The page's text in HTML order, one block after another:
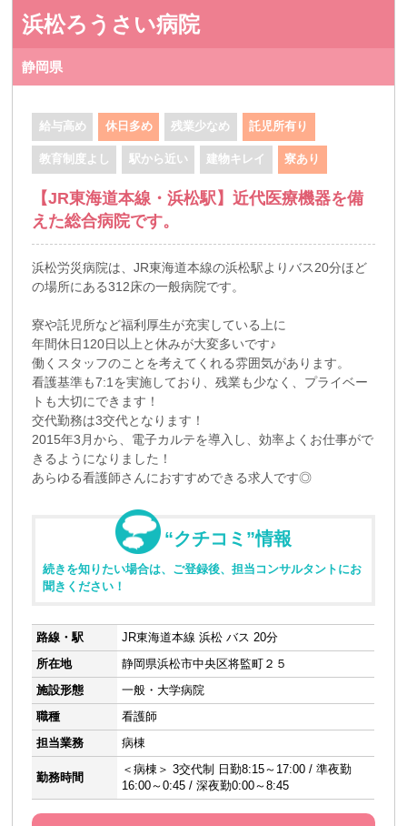
浜松ろうさい病院
静岡県
給与高め 休日多め 残業少なめ 託児所有り
教育制度よし 駅から近い 建物キレイ 寮あり
【JR東海道本線・浜松駅】近代医療機器を備
えた総合病院です。
浜松労災病院は、JR東海道本線の浜松駅よりバス20分ほど
の場所にある312床の一般病院です。
寮や託児所など福利厚生が充実している上に
年間休日120日以上と休みが大変多いです♪
働くスタッフのことを考えてくれる雰囲気があります。
看護基準も7:1を実施しており、残業も少なく、プライベー
トも大切にできます！
交代勤務は3交代となります！
2015年3月から、電子カルテを導入し、効率よくお仕事がで
きるようになりました！
あらゆる看護師さんにおすすめできる求人です◎
“クチコミ”情報
続きを知りたい場合は、ご登録後、担当コンサルタントにお
聞きください！
路線・駅
JR東海道本線 浜松 バス 20分
所在地
静岡県浜松市中央区将監町２５
施設形態
一般・大学病院
職種
看護師
担当業務
病棟
勤務時間
＜病棟＞ 3交代制 日勤8:15～17:00 / 準夜勤
16:00～0:45 / 深夜勤0:00～8:45